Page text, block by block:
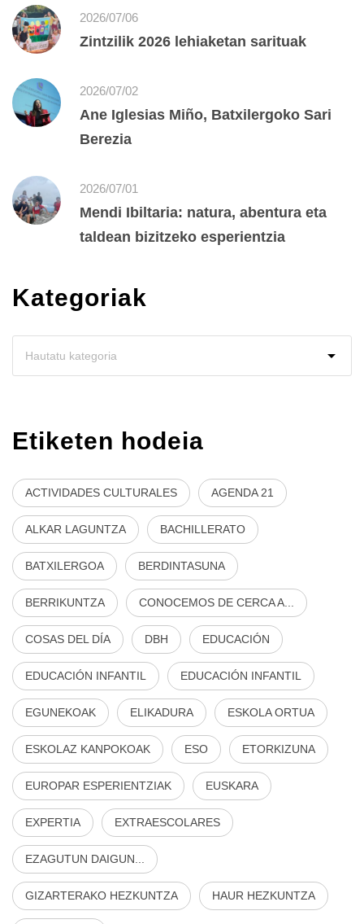
2026/07/06
Zintzilik 2026 lehiaketan sarituak
2026/07/02
Ane Iglesias Miño, Batxilergoko Sari
Berezia
2026/07/01
Mendi Ibiltaria: natura, abentura eta
taldean bizitzeko esperientzia
Kategoriak
Etiketen hodeia
ACTIVIDADES CULTURALES AGENDA 21
ALKAR LAGUNTZA BACHILLERATO
BATXILERGOA BERDINTASUNA
BERRIKUNTZA CONOCEMOS DE CERCA A...
COSAS DEL DÍA DBH EDUCACIÓN
EDUCACIÓN INFANTIL EDUCACIÓN INFANTIL
EGUNEKOAK ELIKADURA ESKOLA ORTUA
ESKOLAZ KANPOKOAK ESO ETORKIZUNA
EUROPAR ESPERIENTZIAK EUSKARA
EXPERTIA EXTRAESCOLARES
EZAGUTUN DAIGUN...
GIZARTERAKO HEZKUNTZA HAUR HEZKUNTZA